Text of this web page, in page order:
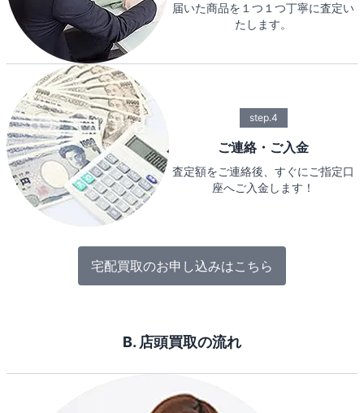
届いた商品を１つ１つ丁寧に査定い
たします。
step.4
ご連絡・ご入金
査定額をご連絡後、すぐにご指定口
座へご入金します！
宅配買取のお申し込みはこちら
B. 店頭買取の流れ